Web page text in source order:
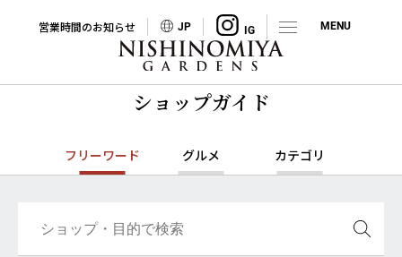
営業時間のお知らせ JP
ショップガイド
フリーワード グルメ カテゴリ